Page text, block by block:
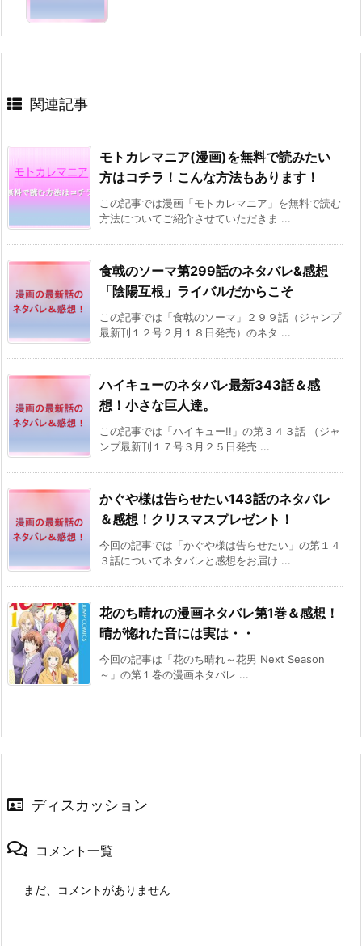
関連記事
モトカレマニア(漫画)を無料で読みたい
方はコチラ！こんな方法もあります！
この記事では漫画「モトカレマニア」を無料で読む
方法についてご紹介させていただきま ...
食戟のソーマ第299話のネタバレ&感想
「陰陽互根」ライバルだからこそ
この記事では「食戟のソーマ」２９９話（ジャンプ
最新刊１２号２月１８日発売）のネタ ...
ハイキューのネタバレ最新343話＆感
想！小さな巨人達。
この記事では「ハイキュー!!」の第３４３話 （ジャ
ンプ最新刊１７号３月２５日発売 ...
かぐや様は告らせたい143話のネタバレ
＆感想！クリスマスプレゼント！
今回の記事では「かぐや様は告らせたい」の第１４
３話についてネタバレと感想をお届け ...
花のち晴れの漫画ネタバレ第1巻＆感想！
晴が惚れた音には実は・・
今回の記事は「花のち晴れ～花男 Next Season
～」の第１巻の漫画ネタバレ ...
ディスカッション
コメント一覧
まだ、コメントがありません